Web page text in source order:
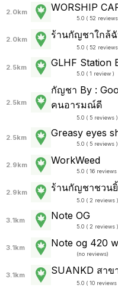
2.0km WORSHIP
5.0 ( 52
2.0km ร้านกัญชาใกล้
5.0 ( 52
2.5km GLHF Station
5.0 ( 1 review )
2.5km
กัญชา By :
คนอารมณ์ดี
5.0 ( 5 reviews )
2.5km Greasy eyes
5.0 ( 5 reviews )
2.9km WorkWeed
5.0 ( 16 reviews
2.9km ร้านกัญชาชวน
5.0 ( 2 reviews )
3.1km Note OG
5.0 ( 2 reviews )
3.1km Note og 420
(no reviews)
3.1km SUANKD สา
5.0 ( 10 reviews